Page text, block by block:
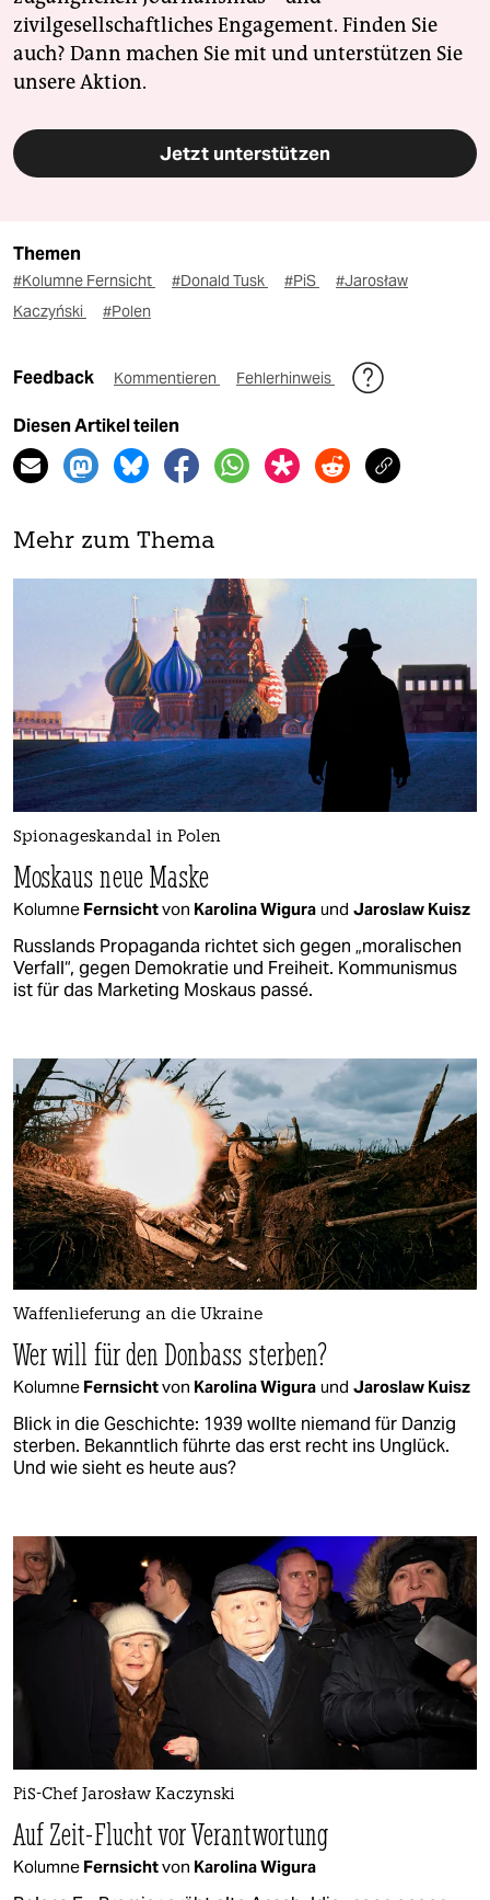
zivilgesellschaftliches Engagement. Finden Sie
auch? Dann machen Sie mit und unterstützen Sie
unsere Aktion.
Jetzt unterstützen
Themen
#Kolumne Fernsicht #Donald Tusk #PiS
#Jarosław
Kaczyński
#Polen
Feedback Kommentieren Fehlerhinweis
Diesen Artikel teilen
Mehr zum Thema
Spionageskandal in Polen
Moskaus neue Maske
Kolumne Fernsichtvon Karolina Wigura und Jaroslaw Kuisz
Russlands Propaganda richtet sich gegen „moralischen
Verfall“, gegen Demokratie und Freiheit. Kommunismus
ist für das Marketing Moskaus passé.
Waffenlieferung an die Ukraine
Wer will für den Donbass sterben?
Kolumne Fernsichtvon Karolina Wigura und Jaroslaw Kuisz
Blick in die Geschichte: 1939 wollte niemand für Danzig
sterben. Bekanntlich führte das erst recht ins Unglück.
Und wie sieht es heute aus?
PiS-Chef Jarosław Kaczynski
Auf Zeit-Flucht vor Verantwortung
Kolumne Fernsichtvon Karolina Wigura